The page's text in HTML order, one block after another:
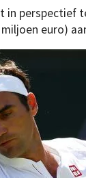
in perspectief
euro)